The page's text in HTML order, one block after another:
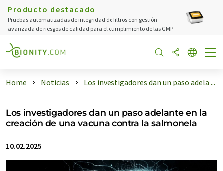
Producto destacado
Pruebas automatizadas de integridad de filtros con gestión
avanzada de riesgos de calidad para el cumplimiento de las GMP
Home Noticias Los investigadores dan un paso adela ...
Los investigadores dan un paso adelante en la
creación de una vacuna contra la salmonela
10.02.2025